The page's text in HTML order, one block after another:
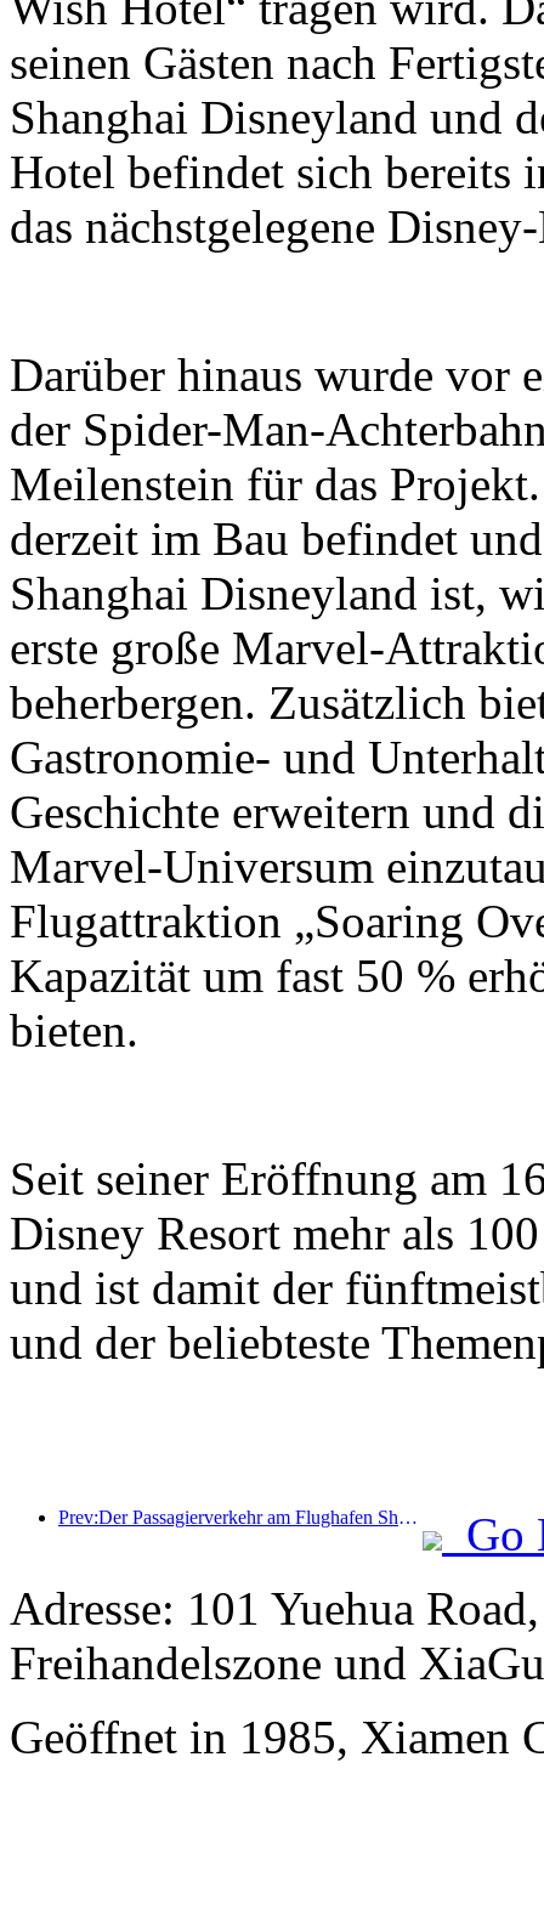
seinen Gästen nach
Shanghai Disneyland und
Hotel befindet sich bereits
das nächstgelegene
Darüber hinaus wurde vor
der Spider-Man-
Meilenstein für das
derzeit im Bau befindet
Shanghai Disneyland ist,
erste große Marvel-
beherbergen. Zusätzlich
Gastronomie- und
Geschichte erweitern und
Marvel-Universum
Flugattraktion „Soaring
Kapazität um fast 50 %
bieten.
Seit seiner Eröffnung am
Disney Resort mehr als
und ist damit der
und der beliebteste
Prev:Der Passagierverkehr am Flughafen Shenzhen hat in diesem Jahr die Marke von 3 Millionen überschritten und damit einen neuen Rekord für den gleichen Zeitraum aufgestellt.
Go
Adresse: 101 Yuehua
Freihandelszone und
Geöffnet in 1985, Xiamen